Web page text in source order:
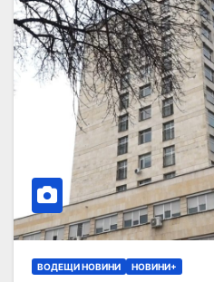
ВОДЕЩИ НОВИНИ НОВИНИ+